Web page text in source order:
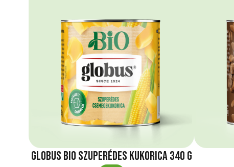
Globus Bio Szuperédes kukorica 340 g